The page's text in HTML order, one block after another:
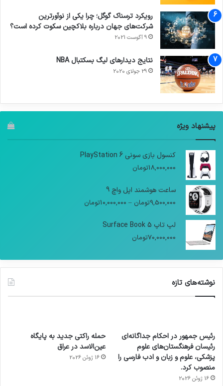
رویکرد ترسناک گوگل؛ چرا یکی از نوآورترین
شرکت‌های جهان درباره بلاکچین سکوت کرده است؟
9 آگوست 2021
نتایج دیدار‌های لیگ بسکتبال NBA
29 جولای 2020
پیشنهاد ویژه
کنسول بازی سونی PlayStation 6
18,000,000تومان
ساعت هوشمند اپل واچ 9
9,500,000تومان –
10,000,000تومان
لپ تاپ Surface Book 5
70,000,000تومان
نوشته‌های تازه
رئیس جمهور در احکام جداگانه‌ای
رئیسان فرهنگستان‌های علوم
پزشکی، علوم و زبان و ادب فارسی را
منصوب کرد.
16 ژوئن 2026
حمله راکتی جدید به پایگاه
عین‌الاسد در عراق
16 ژوئن 2026